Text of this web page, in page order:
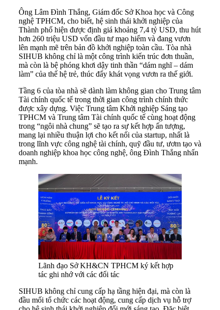
Ông Lâm Đình Thắng, Giám đốc Sở Khoa học và Công
nghệ TPHCM, cho biết, hệ sinh thái khởi nghiệp của
Thành phố hiện được định giá khoảng 7,4 tỷ USD, thu hút
hơn 260 triệu USD vốn đầu tư mạo hiểm và đang vươn
lên mạnh mẽ trên bản đồ khởi nghiệp toàn cầu. Tòa nhà
SIHUB không chỉ là một công trình kiến trúc đơn thuần,
mà còn là bệ phóng khơi dậy tinh thần “dám nghĩ – dám
làm” của thế hệ trẻ, thúc đẩy khát vọng vươn ra thế giới.
Tầng 6 của tòa nhà sẽ dành làm không gian cho Trung tâm
Tài chính quốc tế trong thời gian công trình chính thức
được xây dựng. Việc Trung tâm Khởi nghiệp Sáng tạo
TPHCM và Trung tâm Tài chính quốc tế cùng hoạt động
trong “ngôi nhà chung” sẽ tạo ra sự kết hợp ấn tượng,
mang lại nhiều thuận lợi cho kết nối của startup, nhất là
trong lĩnh vực công nghệ tài chính, quỹ đầu tư, ươm tạo và
doanh nghiệp khoa học công nghệ, ông Đình Thắng nhấn
mạnh.
Lãnh đạo Sở KH&CN TPHCM ký kết hợp
tác ghi nhớ với các đối tác
SIHUB không chỉ cung cấp hạ tầng hiện đại, mà còn là
đầu mối tổ chức các hoạt động, cung cấp dịch vụ hỗ trợ